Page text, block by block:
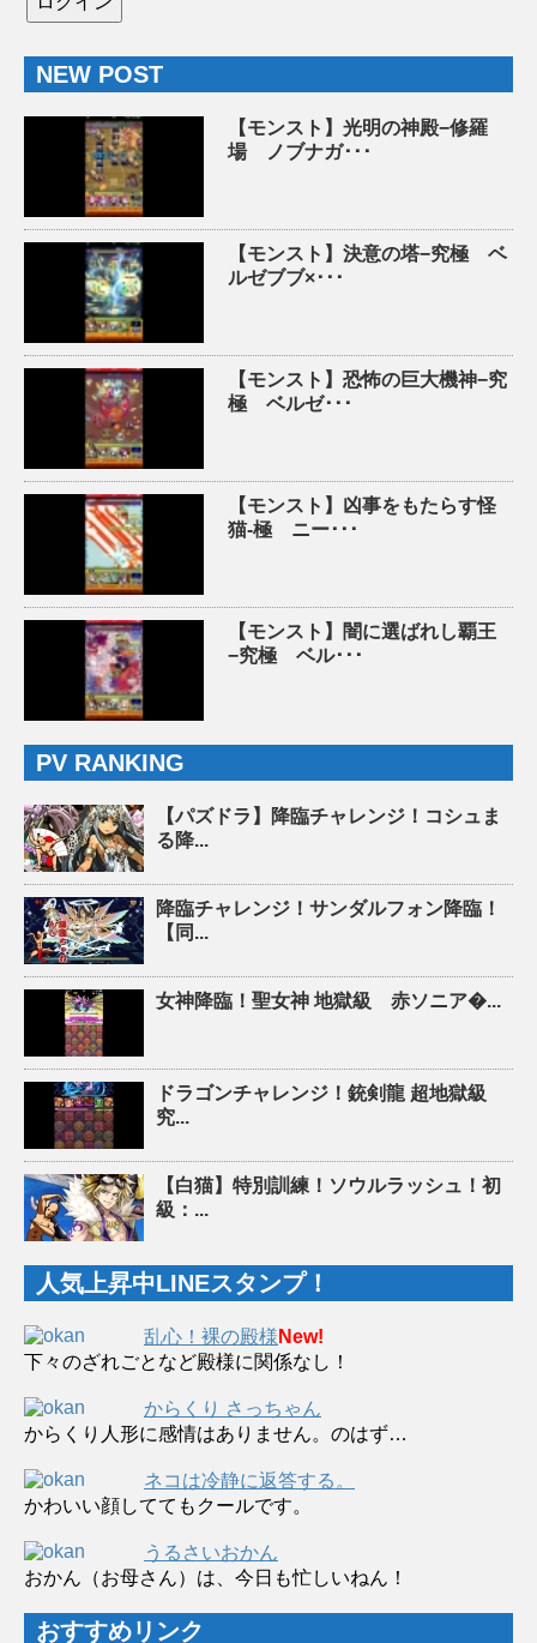
NEW POST
【モンスト】光明の神殿−修羅
場 ノブナガ･･･
【モンスト】決意の塔−究極 ベ
ルゼブブ×･･･
【モンスト】恐怖の巨大機神−究
極 ベルゼ･･･
【モンスト】凶事をもたらす怪
猫-極 ニー･･･
【モンスト】闇に選ばれし覇王
−究極 ベル･･･
PV RANKING
【パズドラ】降臨チャレンジ！コシュま
る降...
降臨チャレンジ！サンダルフォン降臨！
【同...
女神降臨！聖女神 地獄級 赤ソニア�...
ドラゴンチャレンジ！銃剣龍 超地獄級
究...
【白猫】特別訓練！ソウルラッシュ！初
級：...
人気上昇中LINEスタンプ！
乱心！裸の殿様 New!
下々のざれごとなど殿様に関係なし！
からくり さっちゃん
からくり人形に感情はありません。のはず…
ネコは冷静に返答する。
かわいい顔しててもクールです。
うるさいおかん
おかん（お母さん）は、今日も忙しいねん！
おすすめリンク